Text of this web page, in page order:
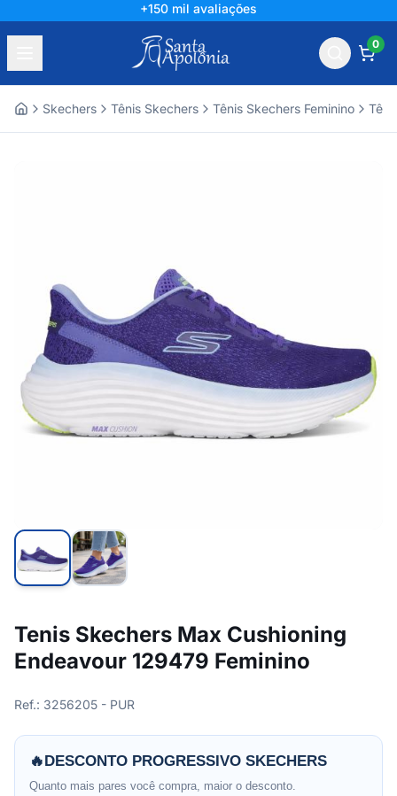
+150 mil avaliações
0
Skechers Tênis Skechers Tênis Skechers Feminino
Tenis Skechers Max Cushioning
Endeavour 129479 Feminino
Ref.: 3256205 - PUR
🔥DESCONTO PROGRESSIVO SKECHERS
Quanto mais pares você compra, maior o desconto.